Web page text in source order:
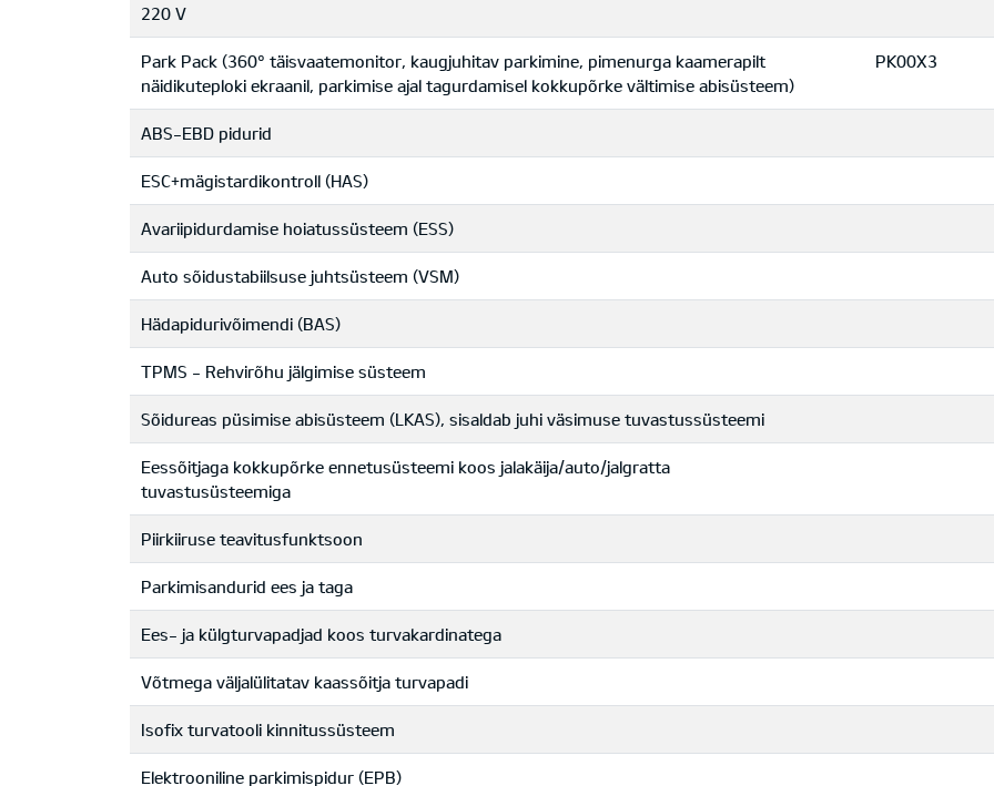
220 V
Park Pack (360° täisvaatemonitor, kaugjuhitav parkimine, pimenurga kaamerapilt
näidikuteploki ekraanil, parkimise ajal tagurdamisel kokkupõrke vältimise abisüsteem)
PK00X3
ABS-EBD pidurid
ESC+mägistardikontroll (HAS)
Avariipidurdamise hoiatussüsteem (ESS)
Auto sõidustabiilsuse juhtsüsteem (VSM)
Hädapidurivõimendi (BAS)
TPMS - Rehvirõhu jälgimise süsteem
Sõidureas püsimise abisüsteem (LKAS), sisaldab juhi väsimuse tuvastussüsteemi
Eessõitjaga kokkupõrke ennetusüsteemi koos jalakäija/auto/jalgratta
tuvastusüsteemiga
Piirkiiruse teavitusfunktsoon
Parkimisandurid ees ja taga
Ees- ja külgturvapadjad koos turvakardinatega
Võtmega väljalülitatav kaassõitja turvapadi
Isofix turvatooli kinnitussüsteem
Elektrooniline parkimispidur (EPB)